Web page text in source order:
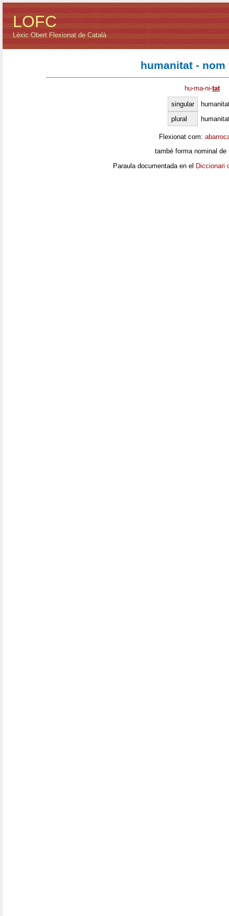
LOFC
Lèxic Obert Flexionat de Català
humanitat - nom
hu·ma·ni·tat
singular
plural
Flexionat com:
també forma nominal
Paraula documentada en el Diccionari